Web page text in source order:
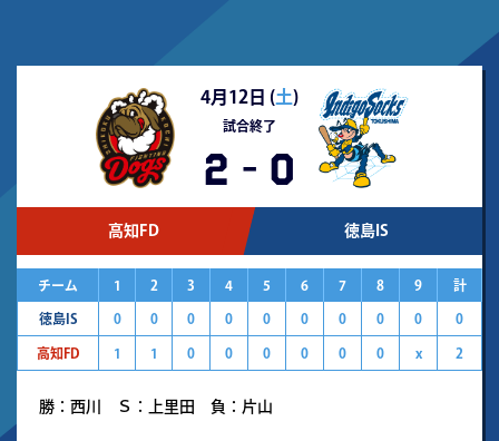
4月12日 (土)
試合終了
2 - 0
高知FD 徳島IS
チーム 1 2 3 4 5 6 7 8 9 計
徳島IS 0 0 0 0 0 0 0 0 0 0
高知FD 1 1 0 0 0 0 0 0 x 2
勝：西川 Ｓ：上里田 負：片山